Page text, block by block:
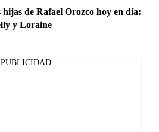
hijas de Rafael Orozco hoy en día:
y Loraine
PUBLICIDAD